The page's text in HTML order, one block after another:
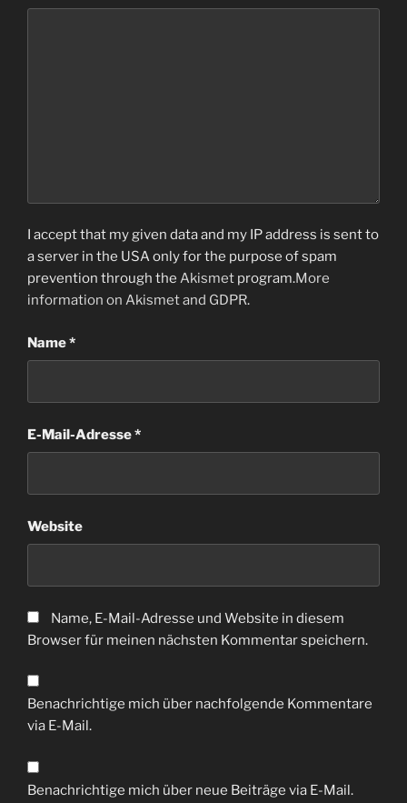
I accept that my given data and my IP address is sent to
a server in the USA only for the purpose of spam
prevention through the Akismet program.More
information on Akismet and GDPR.
Name*
E-Mail-Adresse*
Website
Name, E-Mail-Adresse und Website in diesem
Browser für meinen nächsten Kommentar speichern.
Benachrichtige mich über nachfolgende Kommentare
via E-Mail.
Benachrichtige mich über neue Beiträge via E-Mail.